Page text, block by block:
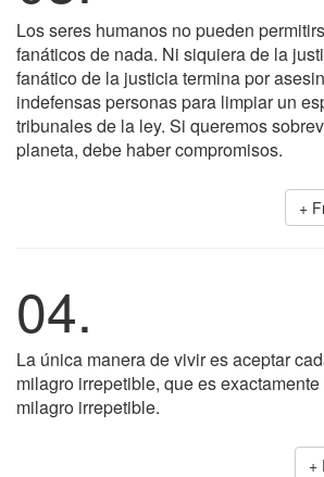
Los seres humanos no pueden
fanáticos de nada. Ni siquiera de la
fanático de la justicia termina por
indefensas personas para limpiar un
tribunales de la ley. Si queremos
planeta, debe haber compromisos.
+
04.
La única manera de vivir es aceptar
milagro irrepetible, que es
milagro irrepetible.
+